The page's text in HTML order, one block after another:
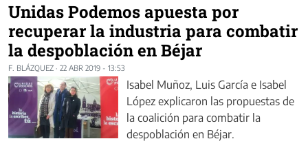
Unidas Podemos apuesta por
recuperar la industria para combatir
la despoblación en Béjar
F. BLÁZQUEZ · 22 ABR 2019 - 13:53
Isabel Muñoz, Luis García e Isabel
López explicaron las propuestas de
la coalición para combatir la
despoblación en Béjar.